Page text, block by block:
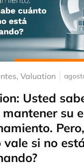
, Valuation
Usted
su
vale si no